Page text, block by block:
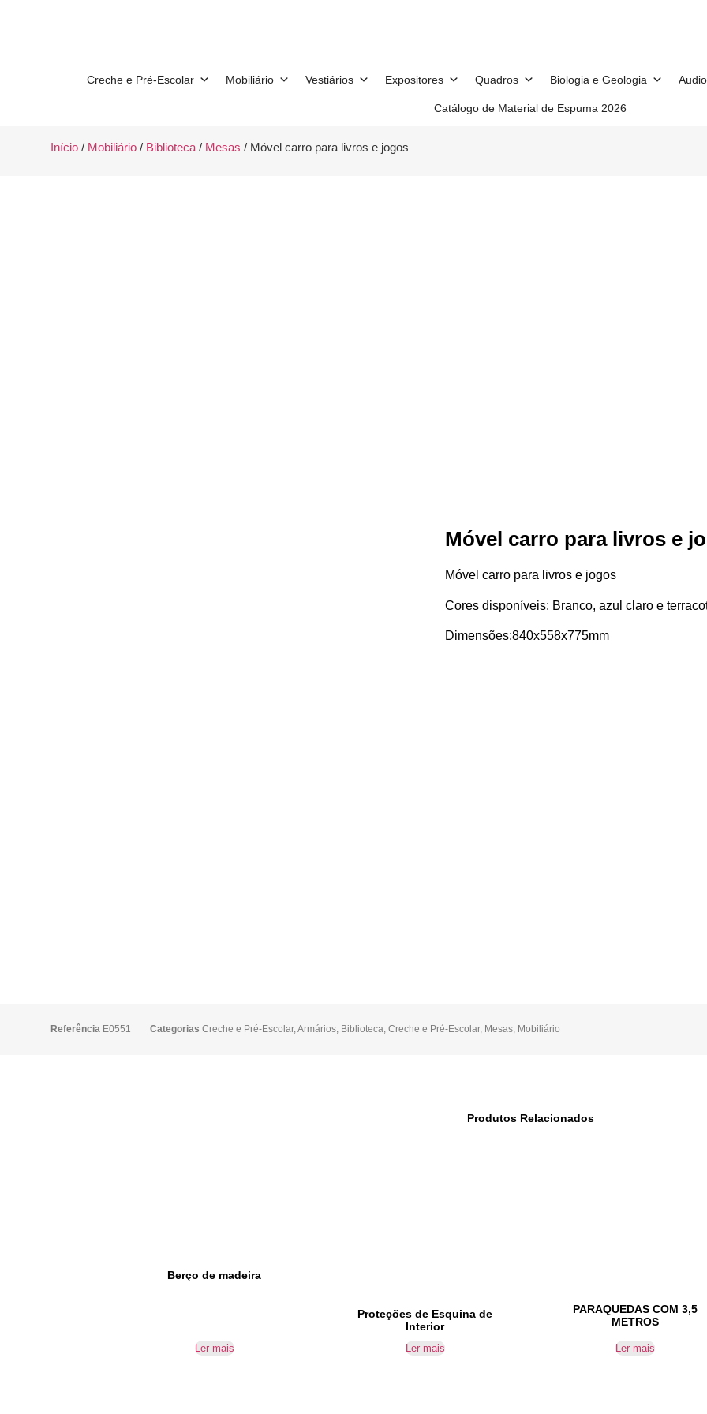
Creche e Pré-Escolar Mobiliário Vestiários Expositores Quadros Biologia e Geologia
Catálogo de Material de Espuma 2026
Início/ Mobiliário/ Biblioteca/ Mesas / Móvel carro para livros e jogos
Móvel carro para livros e
Móvel carro para livros e jogos
Cores disponíveis: Branco, azul claro e
Dimensões:840x558x775mm
Referência E0551 Categorias Creche e Pré-Escolar,Armários, Biblioteca, Creche e Pré-Escolar, Mesas, Mobiliário
Produtos Relacionados
Berço de madeira
Ler mais
Proteções de Esquina de
Interior
Ler mais
PARAQUEDAS COM 3,5
METROS
Ler mais